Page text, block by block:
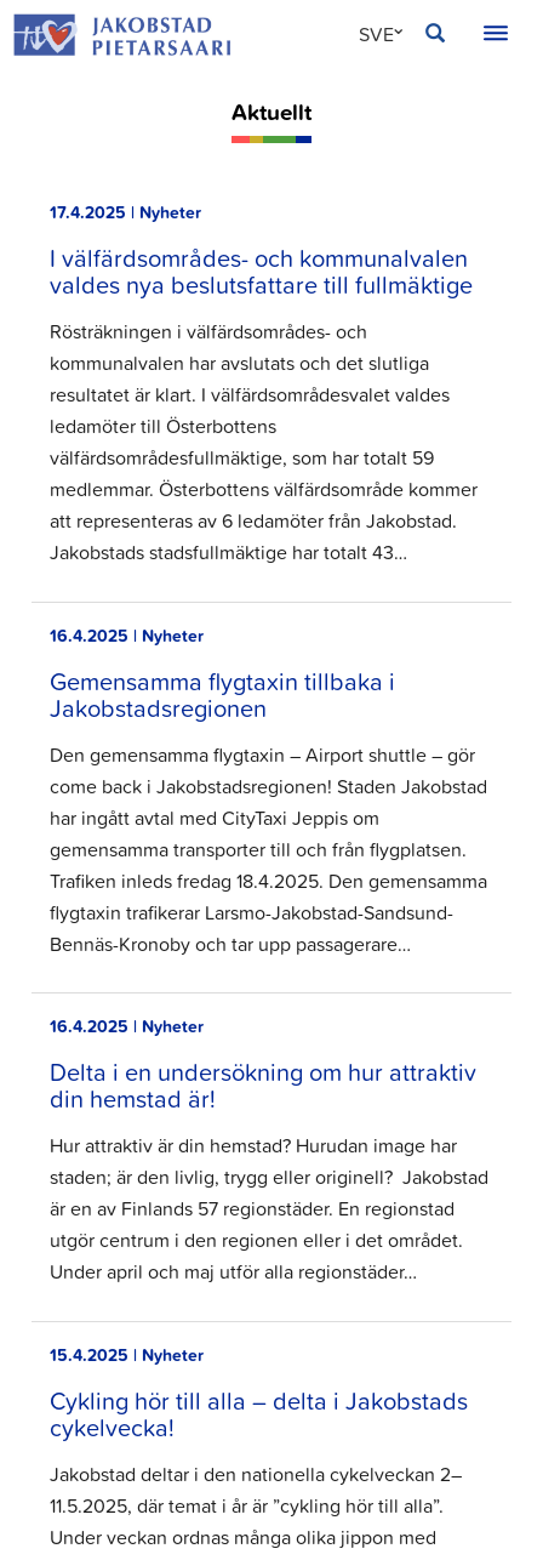
Hoppa
till
SVE
Aktuellt
17.4.2025 | Nyheter
I välfärdsområdes- och kommunalvalen
valdes nya beslutsfattare till fullmäktige
Rösträkningen i välfärdsområdes- och
kommunalvalen har avslutats och det slutliga
resultatet är klart. I välfärdsområdesvalet valdes
ledamöter till Österbottens
välfärdsområdesfullmäktige, som har totalt 59
medlemmar. Österbottens välfärdsområde kommer
att representeras av 6 ledamöter från Jakobstad.
Jakobstads stadsfullmäktige har totalt 43…
16.4.2025 | Nyheter
Gemensamma flygtaxin tillbaka i
Jakobstadsregionen
Den gemensamma flygtaxin – Airport shuttle – gör
come back i Jakobstadsregionen! Staden Jakobstad
har ingått avtal med CityTaxi Jeppis om
gemensamma transporter till och från flygplatsen.
Trafiken inleds fredag 18.4.2025. Den gemensamma
flygtaxin trafikerar Larsmo-Jakobstad-Sandsund-
Bennäs-Kronoby och tar upp passagerare…
16.4.2025 | Nyheter
Delta i en undersökning om hur attraktiv
din hemstad är!
Hur attraktiv är din hemstad? Hurudan image har
staden; är den livlig, trygg eller originell? Jakobstad
är en av Finlands 57 regionstäder. En regionstad
utgör centrum i den regionen eller i det området.
Under april och maj utför alla regionstäder…
15.4.2025 | Nyheter
Cykling hör till alla – delta i Jakobstads
cykelvecka!
Jakobstad deltar i den nationella cykelveckan 2–
11.5.2025, där temat i år är ”cykling hör till alla”.
Under veckan ordnas många olika jippon med